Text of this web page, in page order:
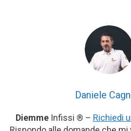
Daniele
Diemme Infissi ® – Richiedi